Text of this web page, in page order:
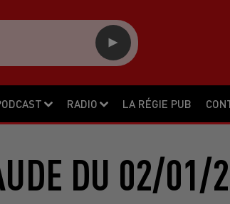
RADIO LA RÉGIE PUB
DU 02/01/